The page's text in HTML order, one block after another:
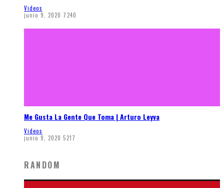
Videos
junio 9, 2020 7240
Me Gusta La Gente Que Toma | Arturo Leyva
Videos
junio 9, 2020 5217
RANDOM